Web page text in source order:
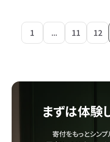
1 ... 11 12
まずは体験
寄付をもっとシンプ